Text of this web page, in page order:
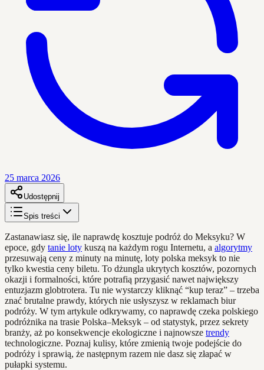
25 marca 2026
Udostępnij
Spis treści
Zastanawiasz się, ile naprawdę kosztuje podróż do Meksyku? W
epoce, gdy tanie loty kuszą na każdym rogu Internetu, a algorytmy
przesuwają ceny z minuty na minutę, loty polska meksyk to nie
tylko kwestia ceny biletu. To dżungla ukrytych kosztów, pozornych
okazji i formalności, które potrafią przygasić nawet największy
entuzjazm globtrotera. Tu nie wystarczy kliknąć “kup teraz” – trzeba
znać brutalne prawdy, których nie usłyszysz w reklamach biur
podróży. W tym artykule odkrywamy, co naprawdę czeka polskiego
podróżnika na trasie Polska–Meksyk – od statystyk, przez sekrety
branży, aż po konsekwencje ekologiczne i najnowsze trendy
technologiczne. Poznaj kulisy, które zmienią twoje podejście do
podróży i sprawią, że następnym razem nie dasz się złapać w
pułapki systemu.